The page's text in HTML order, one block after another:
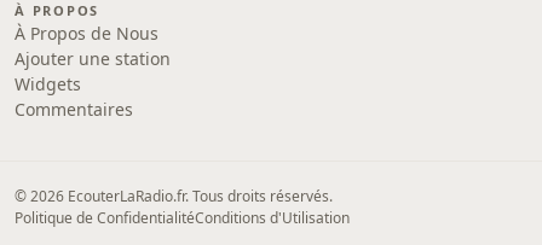
À PROPOS
À Propos de Nous
Ajouter une station
Widgets
Commentaires
© 2026 EcouterLaRadio.fr. Tous droits réservés.
Politique de ConfidentialitéConditions d'Utilisation